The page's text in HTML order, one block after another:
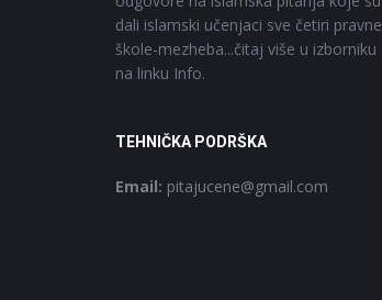
dali islamski učenjaci sve četiri pravne
škole-mezheba...čitaj više u izborniku
na linku Info.
TEHNIČKA PODRŠKA
Email: pitajucene@gmail.com